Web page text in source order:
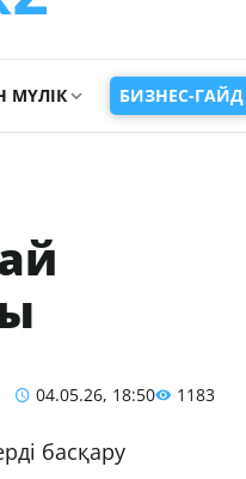
БИЗНЕС-ГАЙД
04.05.26, 18:50 1183
басқару